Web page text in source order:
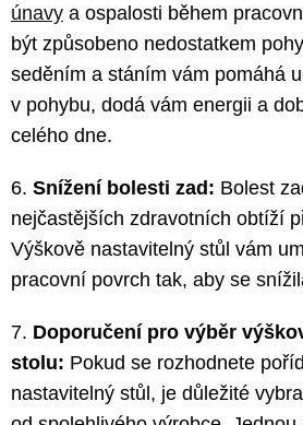
únavy a ospalosti během
být způsobeno nedostatkem
seděním a stáním vám pomáhá
v pohybu, dodá vám energii a
celého dne.
6. Snížení bolesti zad: Bolest
nejčastějších zdravotních obtíží
Výškově nastavitelný stůl vám
pracovní povrch tak, aby se
7. Doporučení pro výběr
stolu: Pokud se rozhodnete
nastavitelný stůl, je důležité